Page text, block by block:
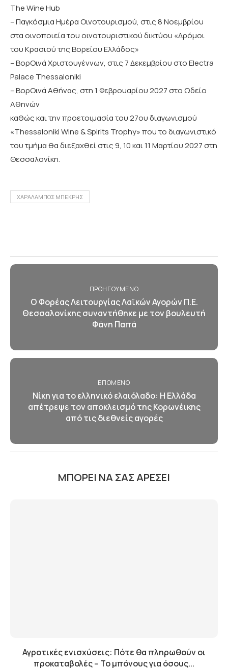
The Wine Hub
– Παγκόσμια Ημέρα Οινοτουρισμού, στις 8 Νοεμβρίου
στα οινοποιεία του οινοτουριστικού δικτύου «Δρόμοι
του Κρασιού της Βορείου Ελλάδος»
– ΒορΟινά Χριστουγέννων, στις 7 Δεκεμβρίου στο Electra
Palace Thessaloniki
– ΒορΟινά Αθήνας, στη 1 Φεβρουαρίου 2027 στο Ωδείο
Αθηνών
καθώς και την προετοιμασία του 27ου διαγωνισμού
«Thessaloniki Wine & Spirits Trophy» που το διαγωνιστικό
του τμήμα θα διεξαχθεί στις 9, 10 και 11 Μαρτίου 2027 στη
Θεσσαλονίκη.
ΧΑΡΑΛΑΜΠΟΣ ΜΠΕΚΡΗΣ
ΠΡΟΗΓΟΎΜΕΝΟ
Ο Φορέας Λειτουργίας Λαϊκών Αγορών Π.Ε.
Θεσσαλονίκης συναντήθηκε με τον βουλευτή
Φάνη Παπά
ΕΠΌΜΕΝΟ
Νίκη για το ελληνικό ελαιόλαδο: Η Ελλάδα
απέτρεψε τον αποκλεισμό της Κορωνέικης
από τις διεθνείς αγορές
ΜΠΟΡΕΊ ΝΑ ΣΑΣ ΑΡΈΣΕΙ
Αγροτικές ενισχύσεις: Πότε θα πληρωθούν οι
προκαταβολές – Το μπόνους για όσους...